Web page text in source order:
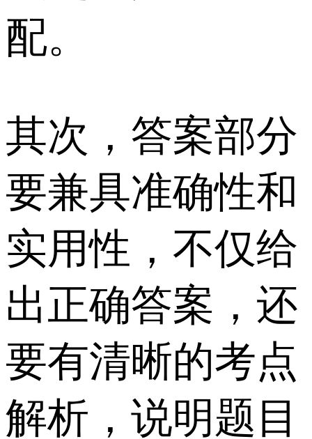
配。
其次，答案部分
要兼具准确性和
实用性，不仅给
出正确答案，还
要有清晰的考点
解析，说明题目